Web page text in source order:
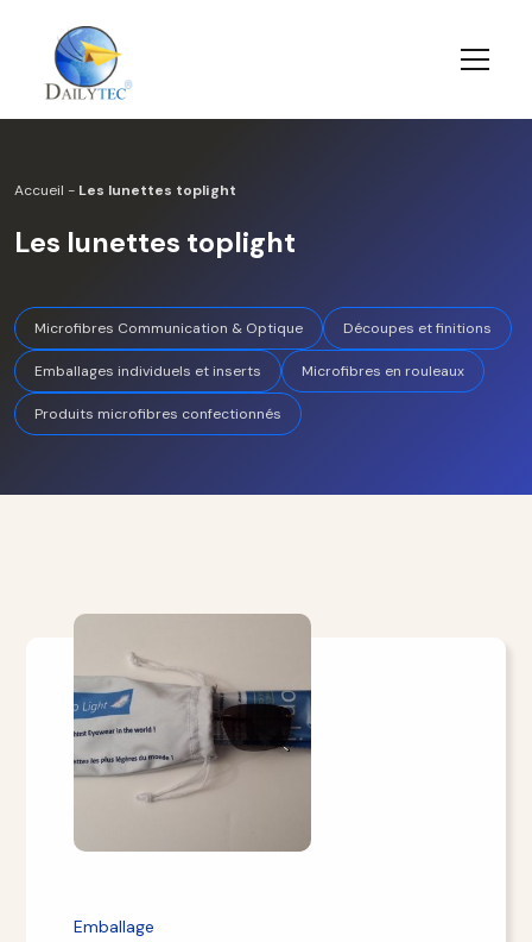
Accueil - Les lunettes toplight
Les lunettes toplight
Microfibres Communication & Optique Découpes et finitions
Emballages individuels et inserts Microfibres en rouleaux
Produits microfibres confectionnés
Emballage